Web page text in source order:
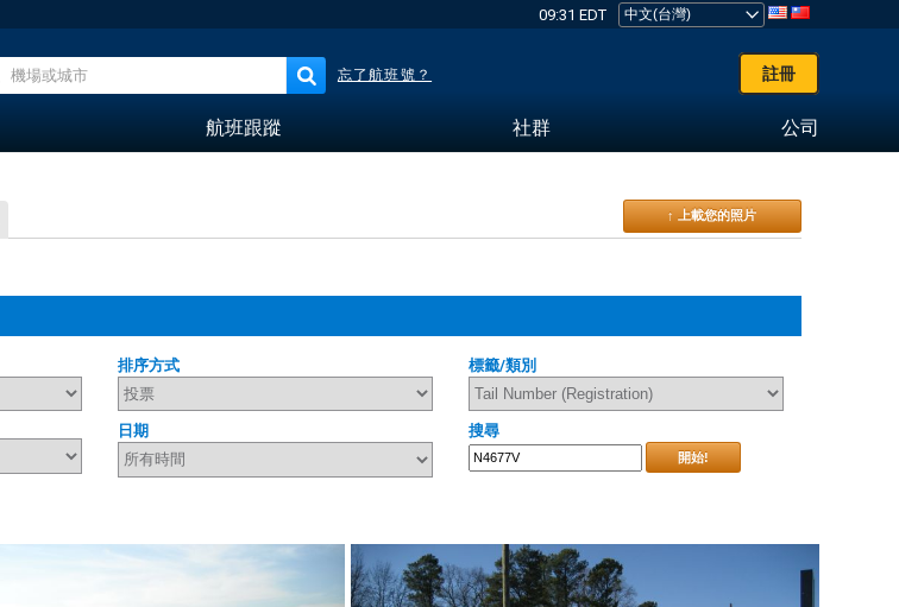
09:31 EDT
忘了航班號？ 註冊
航班跟蹤 社群 公司
↑ 上載您的照片
排序方式 標籤/類別
日期 搜尋
開始!